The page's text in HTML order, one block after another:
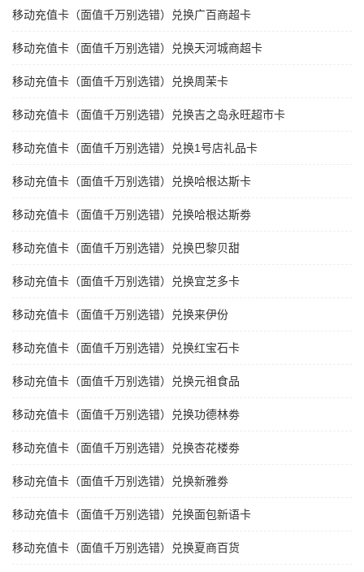
移动充值卡（面值千万别选错）兑换广百商超卡
移动充值卡（面值千万别选错）兑换天河城商超卡
移动充值卡（面值千万别选错）兑换周茉卡
移动充值卡（面值千万别选错）兑换吉之岛永旺超市卡
移动充值卡（面值千万别选错）兑换1号店礼品卡
移动充值卡（面值千万别选错）兑换哈根达斯卡
移动充值卡（面值千万别选错）兑换哈根达斯劵
移动充值卡（面值千万别选错）兑换巴黎贝甜
移动充值卡（面值千万别选错）兑换宜芝多卡
移动充值卡（面值千万别选错）兑换来伊份
移动充值卡（面值千万别选错）兑换红宝石卡
移动充值卡（面值千万别选错）兑换元祖食品
移动充值卡（面值千万别选错）兑换功德林劵
移动充值卡（面值千万别选错）兑换杏花楼劵
移动充值卡（面值千万别选错）兑换新雅劵
移动充值卡（面值千万别选错）兑换面包新语卡
移动充值卡（面值千万别选错）兑换夏商百货